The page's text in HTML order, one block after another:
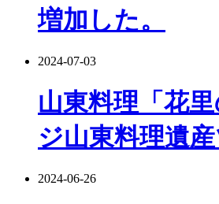
増加した。
2024-07-03
山東料理「花
ジ山東料理遺
2024-06-26